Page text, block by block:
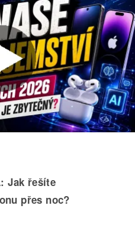
Jak řešíte
přes noc?